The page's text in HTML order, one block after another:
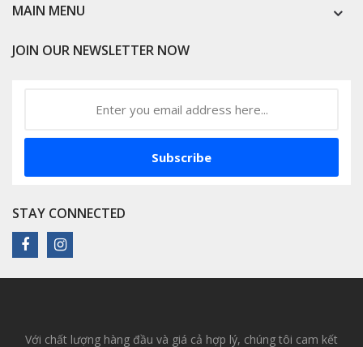
MAIN MENU
JOIN OUR NEWSLETTER NOW
Subscribe
STAY CONNECTED
Với chất lượng hàng đầu và giá cả hợp lý, chúng tôi cam kết